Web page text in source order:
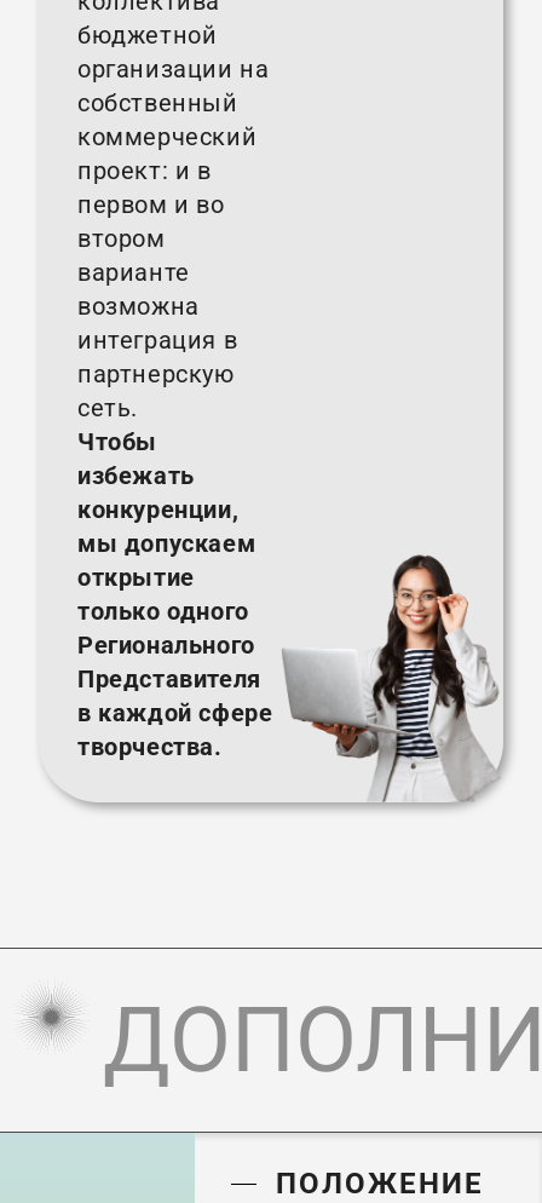
бюджетной
организации на
собственный
коммерческий
проект: и в
первом и во
втором
варианте
возможна
интеграция в
партнерскую
сеть.
Чтобы
избежать
конкуренции,
мы допускаем
открытие
только одного
Регионального
Представителя
в каждой сфере
творчества.
ПОЛОЖЕНИЕ